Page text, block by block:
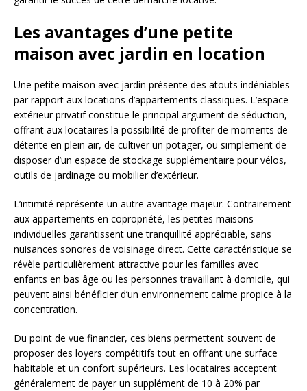
Les avantages d’une petite
maison avec jardin en location
Une petite maison avec jardin présente des atouts indéniables
par rapport aux locations d’appartements classiques. L’espace
extérieur privatif constitue le principal argument de séduction,
offrant aux locataires la possibilité de profiter de moments de
détente en plein air, de cultiver un potager, ou simplement de
disposer d’un espace de stockage supplémentaire pour vélos,
outils de jardinage ou mobilier d’extérieur.
L’intimité représente un autre avantage majeur. Contrairement
aux appartements en copropriété, les petites maisons
individuelles garantissent une tranquillité appréciable, sans
nuisances sonores de voisinage direct. Cette caractéristique se
révèle particulièrement attractive pour les familles avec
enfants en bas âge ou les personnes travaillant à domicile, qui
peuvent ainsi bénéficier d’un environnement calme propice à la
concentration.
Du point de vue financier, ces biens permettent souvent de
proposer des loyers compétitifs tout en offrant une surface
habitable et un confort supérieurs. Les locataires acceptent
généralement de payer un supplément de 10 à 20% par